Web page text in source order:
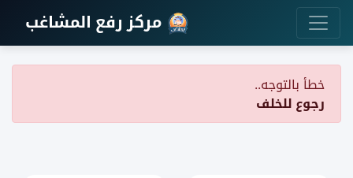
مركز رفع المشاغب
خطأ بالتوجه..
رجوع للخلف